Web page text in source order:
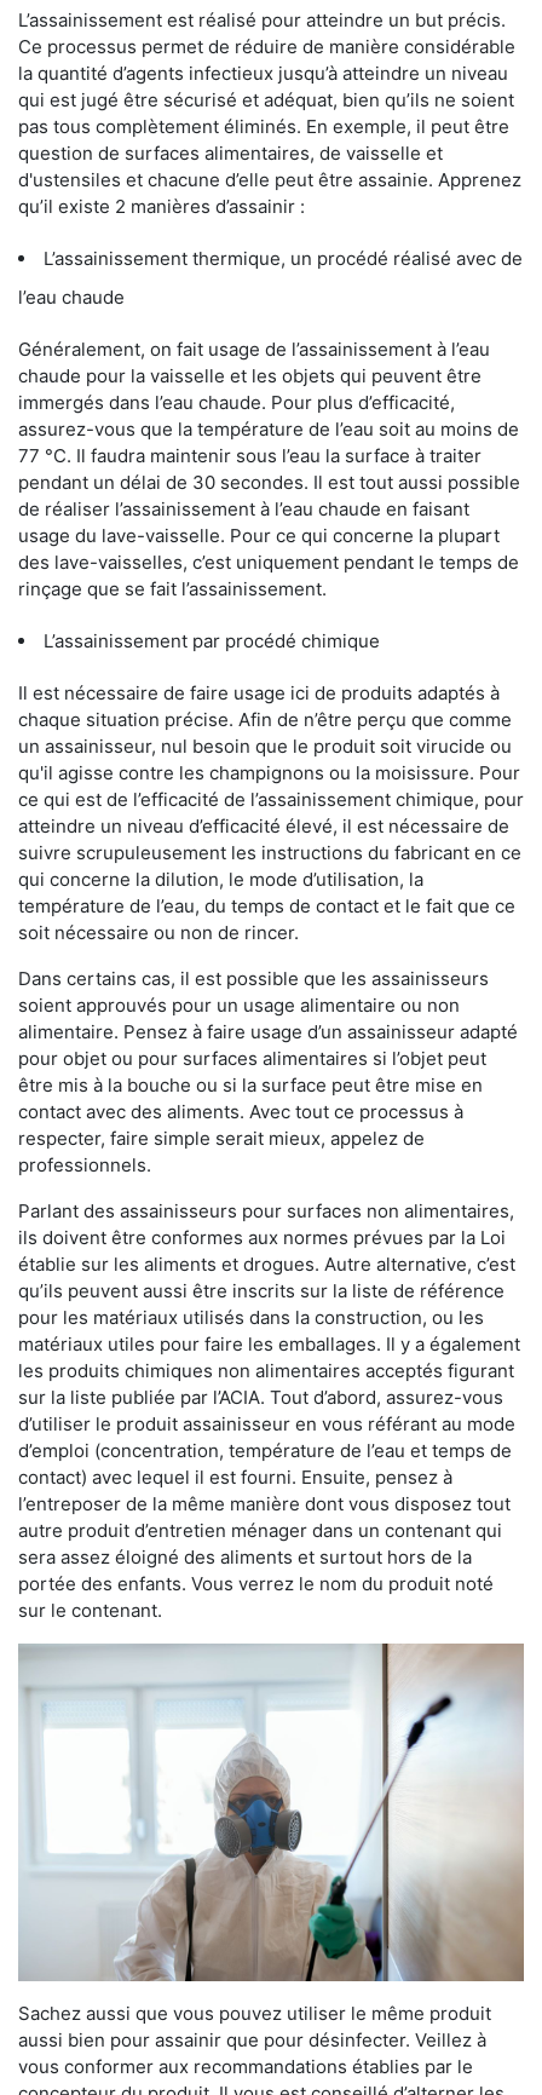
L’assainissement est réalisé pour atteindre un but précis.
Ce processus permet de réduire de manière considérable
la quantité d’agents infectieux jusqu’à atteindre un niveau
qui est jugé être sécurisé et adéquat, bien qu’ils ne soient
pas tous complètement éliminés. En exemple, il peut être
question de surfaces alimentaires, de vaisselle et
d'ustensiles et chacune d’elle peut être assainie. Apprenez
qu’il existe 2 manières d’assainir :
L’assainissement thermique, un procédé réalisé avec de
l’eau chaude
Généralement, on fait usage de l’assainissement à l’eau
chaude pour la vaisselle et les objets qui peuvent être
immergés dans l’eau chaude. Pour plus d’efficacité,
assurez-vous que la température de l’eau soit au moins de
77 °C. Il faudra maintenir sous l’eau la surface à traiter
pendant un délai de 30 secondes. Il est tout aussi possible
de réaliser l’assainissement à l’eau chaude en faisant
usage du lave-vaisselle. Pour ce qui concerne la plupart
des lave-vaisselles, c’est uniquement pendant le temps de
rinçage que se fait l’assainissement.
L’assainissement par procédé chimique
Il est nécessaire de faire usage ici de produits adaptés à
chaque situation précise. Afin de n’être perçu que comme
un assainisseur, nul besoin que le produit soit virucide ou
qu'il agisse contre les champignons ou la moisissure. Pour
ce qui est de l’efficacité de l’assainissement chimique, pour
atteindre un niveau d’efficacité élevé, il est nécessaire de
suivre scrupuleusement les instructions du fabricant en ce
qui concerne la dilution, le mode d’utilisation, la
température de l’eau, du temps de contact et le fait que ce
soit nécessaire ou non de rincer.
Dans certains cas, il est possible que les assainisseurs
soient approuvés pour un usage alimentaire ou non
alimentaire. Pensez à faire usage d’un assainisseur adapté
pour objet ou pour surfaces alimentaires si l’objet peut
être mis à la bouche ou si la surface peut être mise en
contact avec des aliments. Avec tout ce processus à
respecter, faire simple serait mieux, appelez de
professionnels.
Parlant des assainisseurs pour surfaces non alimentaires,
ils doivent être conformes aux normes prévues par la Loi
établie sur les aliments et drogues. Autre alternative, c’est
qu’ils peuvent aussi être inscrits sur la liste de référence
pour les matériaux utilisés dans la construction, ou les
matériaux utiles pour faire les emballages. Il y a également
les produits chimiques non alimentaires acceptés figurant
sur la liste publiée par l’ACIA. Tout d’abord, assurez-vous
d’utiliser le produit assainisseur en vous référant au mode
d’emploi (concentration, température de l’eau et temps de
contact) avec lequel il est fourni. Ensuite, pensez à
l’entreposer de la même manière dont vous disposez tout
autre produit d’entretien ménager dans un contenant qui
sera assez éloigné des aliments et surtout hors de la
portée des enfants. Vous verrez le nom du produit noté
sur le contenant.
Sachez aussi que vous pouvez utiliser le même produit
aussi bien pour assainir que pour désinfecter. Veillez à
vous conformer aux recommandations établies par le